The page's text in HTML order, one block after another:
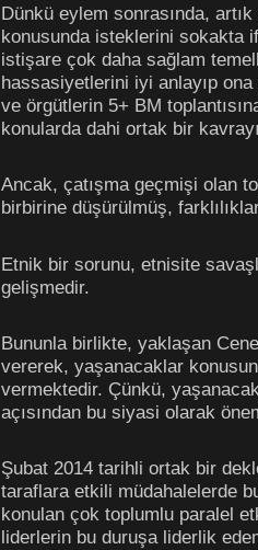
Dünkü eylem sonrasında,
konusunda isteklerini sokakta
istişare çok daha sağlam
hassasiyetlerini iyi anlayıp
ve örgütlerin 5+ BM
konularda dahi ortak bir
Ancak, çatışma geçmişi olan
birbirine düşürülmüş,
Etnik bir sorunu, etnisite
gelişmedir.
Bununla birlikte, yaklaşan
vererek, yaşanacaklar
vermektedir. Çünkü, yaşanacak
açısından bu siyasi olarak
Şubat 2014 tarihli ortak bir
taraflara etkili müdahalelerde
konulan çok toplumlu paralel
liderlerin bu duruşa liderlik